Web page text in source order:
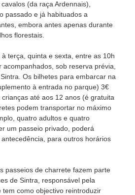
(da raça Ardennais),
passado e já habituados a
embora antes apenas durante
florestais.
terça, quinta e sexta, entre as 10h
sob reserva prévia,
Os bilhetes para embarcar na
à entrada no parque) 3€
até aos 12 anos (é gratuita
podem transportar no máximo
quatro adultos e quatro
um passeio privado, poderá
para outros horários
passeios de charrete fazem parte
de Sintra, responsável pela
como objectivo reintroduzir